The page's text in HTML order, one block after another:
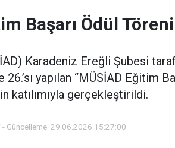
Başarı Ödül
Karadeniz Ereğli Şubesi
yapılan “MÜSİAD Eğitim
katılımıyla gerçekleştirildi.
- Güncelleme: 29.06.2026 15:27:00